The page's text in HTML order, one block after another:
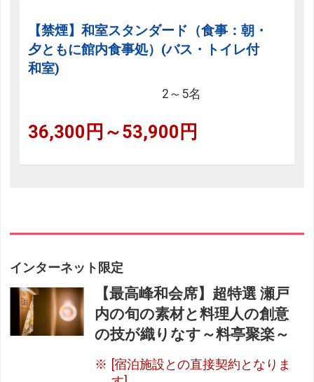
【禁煙】和室スタンダード（食事：朝・
夕ともに館内食事処）(バス・トイレ付
和室)
2～5名
36,300円～53,900円
インターネット限定
【最高峰和会席】超特選 瀬戸
内の旬の素材と料理人の創意
の技が織りなす～料亭聚楽～
[宿泊施設との直接契約となりま